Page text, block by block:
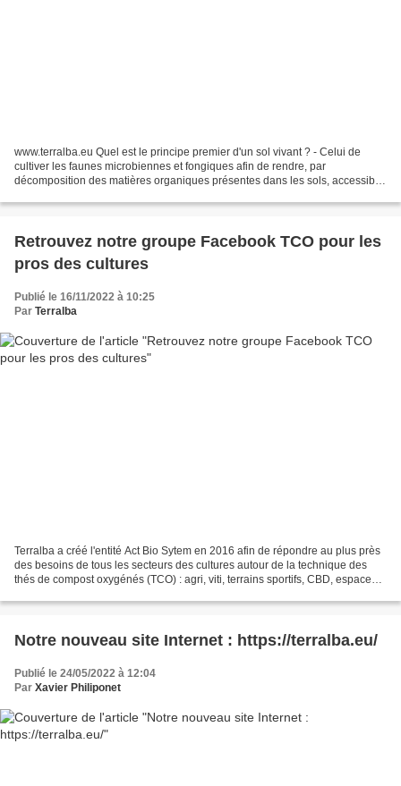
www.terralba.eu Quel est le principe premier d'un sol vivant ? - Celui de
cultiver les faunes microbiennes et fongiques afin de rendre, par
décomposition des matières organiques présentes dans les sols, accessible
Retrouvez notre groupe Facebook TCO pour les
pros des cultures
Publié le 16/11/2022 à 10:25
Par Terralba
Terralba a créé l'entité Act Bio Sytem en 2016 afin de répondre au plus près
des besoins de tous les secteurs des cultures autour de la technique des
thés de compost oxygénés (TCO) : agri, viti, terrains sportifs, CBD, espaces
Notre nouveau site Internet : https://terralba.eu/
Publié le 24/05/2022 à 12:04
Par Xavier Philiponet